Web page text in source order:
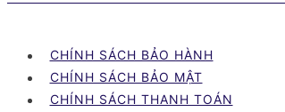
CHÍNH SÁCH BẢO HÀNH
CHÍNH SÁCH BẢO MẬT
CHÍNH SÁCH THANH TOÁN